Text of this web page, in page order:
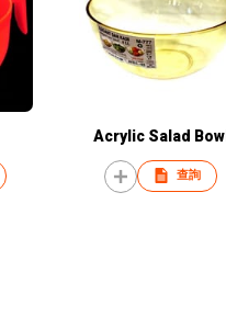
Acrylic Salad Bowl
查詢